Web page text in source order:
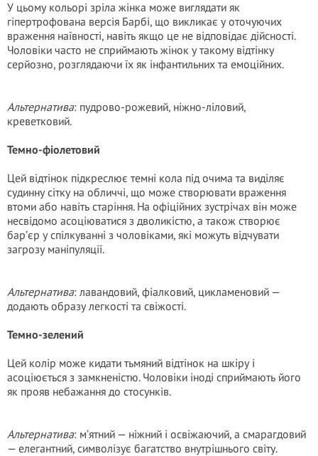
У цьому кольорі зріла жінка може виглядати як
гіпертрофована версія Барбі, що викликає у оточуючих
враження наївності, навіть якщо це не відповідає дійсності.
Чоловіки часто не сприймають жінок у такому відтінку
серйозно, розглядаючи їх як інфантильних та емоційних.
Альтернатива: пудрово-рожевий, ніжно-ліловий,
креветковий.
Темно-фіолетовий
Цей відтінок підкреслює темні кола під очима та виділяє
судинну сітку на обличчі, що може створювати враження
втоми або навіть старіння. На офіційних зустрічах він може
несвідомо асоціюватися з дволикістю, а також створює
бар’єр у спілкуванні з чоловіками, які можуть відчувати
загрозу маніпуляції.
Альтернатива: лавандовий, фіалковий, цикламеновий —
додають образу легкості та свіжості.
Темно-зелений
Цей колір може кидати тьмяний відтінок на шкіру і
асоціюється з замкненістю. Чоловіки іноді сприймають його
як прояв небажання до стосунків.
Альтернатива: м’ятний — ніжний і освіжаючий, а смарагдовий
— елегантний, символізує багатство внутрішнього світу.